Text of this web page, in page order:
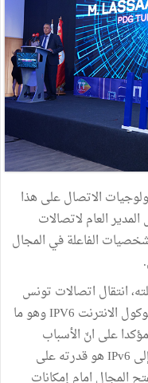
الاتصال على هذا
العام لاتصالات
الفاعلة في المجال
انتقال اتصالات تونس
كأوّل مشغل الى النسخة السادسة من بروتوكول الانترنت IPV6 وهو ما
على انّ الأسباب
الرئيسية التي تجعلنا نستثمر في الانتقال إلى IPv6 هو قدرته على